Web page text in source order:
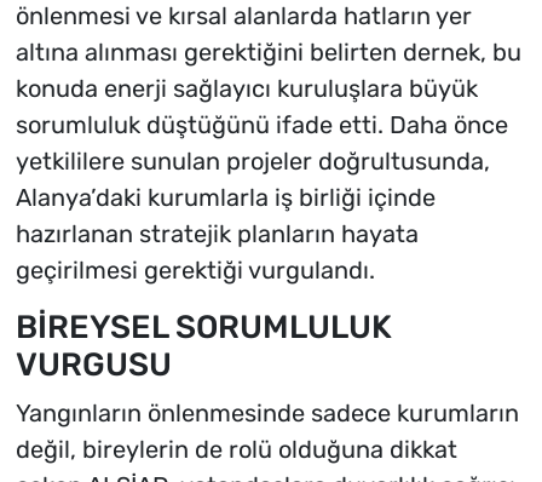
önlenmesi ve kırsal alanlarda hatların yer
altına alınması gerektiğini belirten dernek, bu
konuda enerji sağlayıcı kuruluşlara büyük
sorumluluk düştüğünü ifade etti. Daha önce
yetkililere sunulan projeler doğrultusunda,
Alanya’daki kurumlarla iş birliği içinde
hazırlanan stratejik planların hayata
geçirilmesi gerektiği vurgulandı.
BİREYSEL SORUMLULUK
VURGUSU
Yangınların önlenmesinde sadece kurumların
değil, bireylerin de rolü olduğuna dikkat